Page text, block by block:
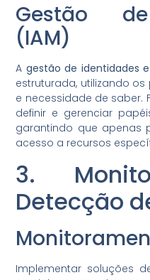
Gestão
(IAM)
A gestão de identidades
estruturada, utilizando
e necessidade de saber.
definir e gerenciar
garantindo que apenas
acesso a recursos
3.
Detecção
Implementar soluções